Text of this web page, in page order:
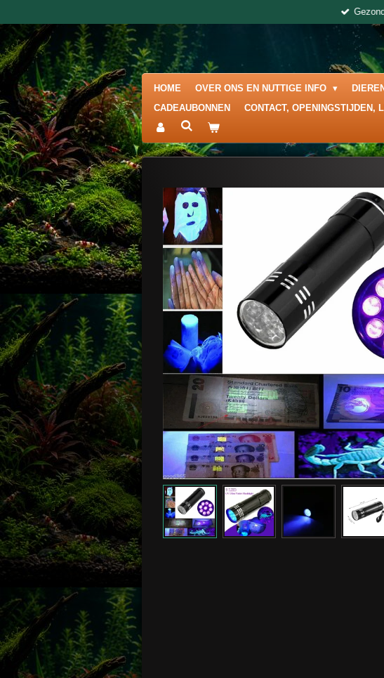
direct
naar
de
hoofdinhoud
HOME OVER ONS EN NUTTIGE INFO DIEREN
CADEAUBONNEN
CONTACT, OPENINGSTIJDEN,